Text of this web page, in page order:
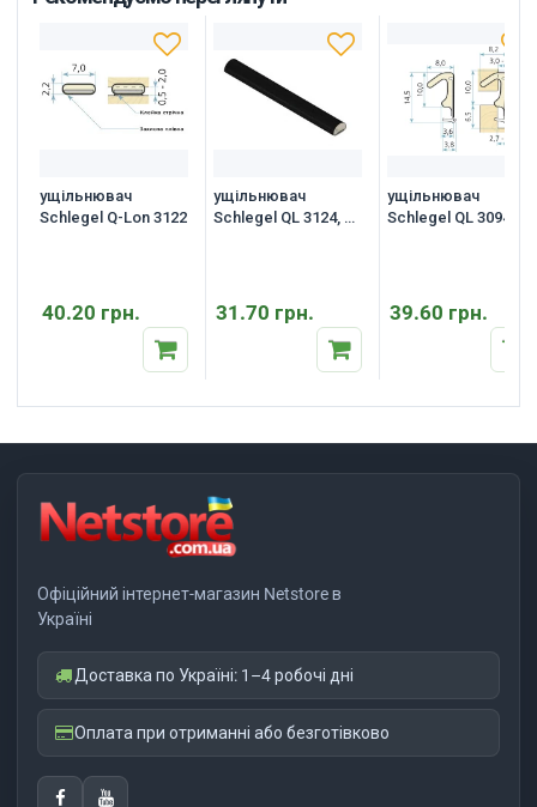
ущільнювач
Schlegel Q-Lon 3122
40.20 грн.
ущільнювач
Schlegel QL 3124, 1
31.70 грн.
ущільнювач
Schlegel QL 3094
39.60 грн.
Офіційний інтернет-магазин Netstore в
Україні
Доставка по Україні: 1–4 робочі дні
Оплата при отриманні або безготівково